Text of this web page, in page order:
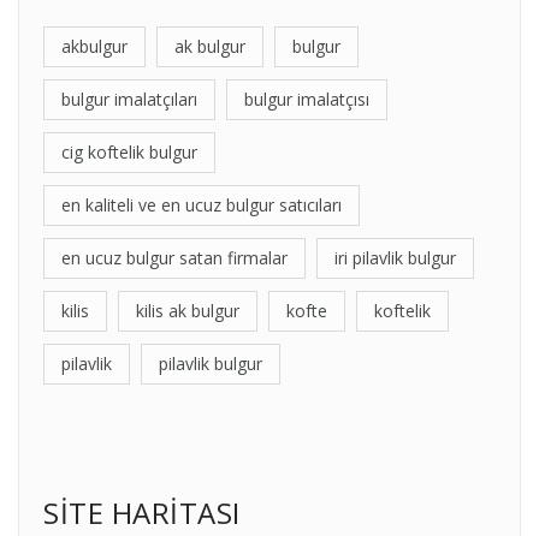
akbulgur ak bulgur bulgur
bulgur imalatçıları bulgur imalatçısı
cig koftelik bulgur
en kaliteli ve en ucuz bulgur satıcıları
en ucuz bulgur satan firmalar iri pilavlik bulgur
kilis kilis ak bulgur kofte koftelik
pilavlik pilavlik bulgur
SİTE HARİTASI